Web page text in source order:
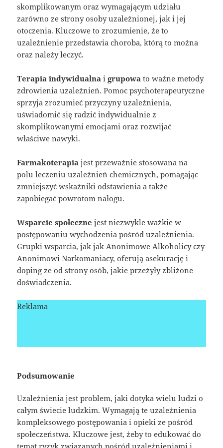
skomplikowanym oraz wymagającym udziału
zarówno ze strony osoby uzależnionej, jak i jej
otoczenia. Kluczowe to zrozumienie, że to
uzależnienie przedstawia choroba, którą to można
oraz należy leczyć.
Terapia indywidualna igrupowa to ważne metody
zdrowienia uzależnień. Pomoc psychoterapeutyczne
sprzyja zrozumieć przyczyny uzależnienia,
uświadomić się radzić indywidualnie z
skomplikowanymi emocjami oraz rozwijać
właściwe nawyki.
Farmakoterapia jest przeważnie stosowana na
polu leczeniu uzależnień chemicznych, pomagając
zmniejszyć wskaźniki odstawienia a także
zapobiegać powrotom nałogu.
Wsparcie społeczne jest niezwykle ważkie w
postępowaniu wychodzenia pośród uzależnienia.
Grupki wsparcia, jak jak Anonimowe Alkoholicy czy
Anonimowi Narkomaniacy, oferują asekurację i
doping ze od strony osób, jakie przeżyły zbliżone
doświadczenia.
Reklama
Podsumowanie
Uzależnienia jest problem, jaki dotyka wielu ludzi o
całym świecie ludzkim. Wymagają te uzależnienia
kompleksowego postępowania i opieki ze pośród
społeczeństwa. Kluczowe jest, żeby to edukować do
temat ryzyk związanych pośród uzależnieniami i